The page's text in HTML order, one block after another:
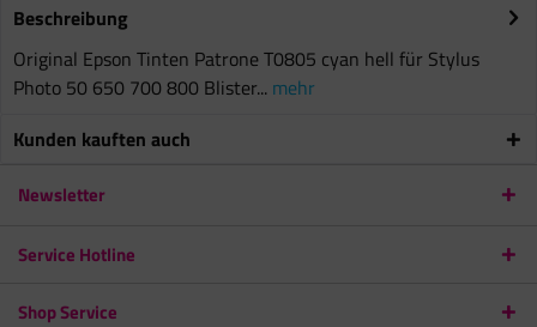
Beschreibung
Original Epson Tinten Patrone T0805 cyan hell für Stylus
Photo 50 650 700 800 Blister... mehr
Kunden kauften auch
Newsletter
Service Hotline
Shop Service